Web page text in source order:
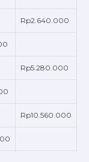
Rp2.640.000
Rp5.280.000
Rp10.560.000